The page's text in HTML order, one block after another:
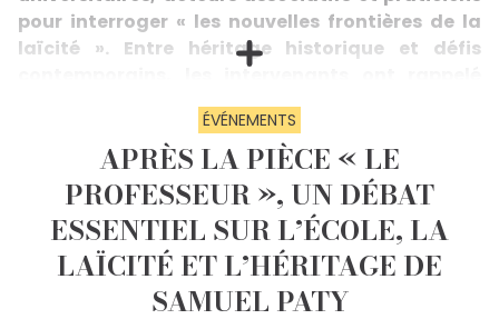
pour interroger « les nouvelles frontières de la
laïcité ». Entre héritage historique et défis
contemporains, les intervenants ont rappelé
que la laïcité demeure au cœur du pacte
républicain. De l’école à l’espace public, du sport
aux entreprises, les débats ont mis en lumière
l’urgence de sortir de la défensive et de
réaffirmer un projet commun capable de réunir
tous les citoyens autour de l’idéal républicain.
Le 6 décembre 2025, le Laboratoire de la République
et le Parti radical ont organisé, avec l’appui de la
LICRA et du Comité Laicité République, un colloque
ÉVÉNEMENTS
APRÈS LA PIÈCE « LE
PROFESSEUR », UN DÉBAT
ESSENTIEL SUR L’ÉCOLE, LA
LAÏCITÉ ET L’HÉRITAGE DE
SAMUEL PATY